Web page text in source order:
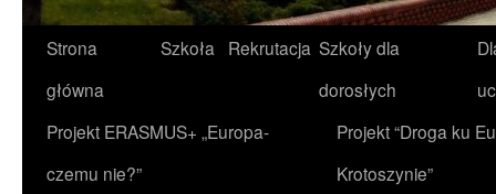
Przejdź
do
treści
Strona
główna
Szkoła Rekrutacja Szkoły dla
dorosłych
Projekt ERASMUS+ „Europa-
czemu nie?”
Projekt “Droga ku
Krotoszynie”